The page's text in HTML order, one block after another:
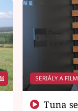
SERIÁLY A